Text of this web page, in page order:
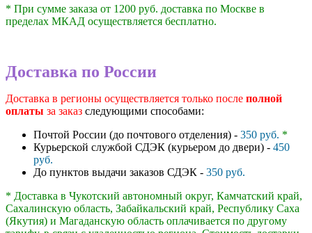
* При сумме заказа от 1200 руб. доставка по Москве в
пределах МКАД осуществляется бесплатно.
Доставка по России
Доставка в регионы осуществляется только после полной
оплаты за заказ следующими способами:
Почтой России (до почтового отделения) - 350 руб. *
Курьерской службой СДЭК (курьером до двери) - 450
руб.
До пунктов выдачи заказов СДЭК - 350 руб.
* Доставка в Чукотский автономный округ, Камчатский край,
Сахалинскую область, Забайкальский край, Республику Саха
(Якутия) и Магаданскую область оплачивается по другому